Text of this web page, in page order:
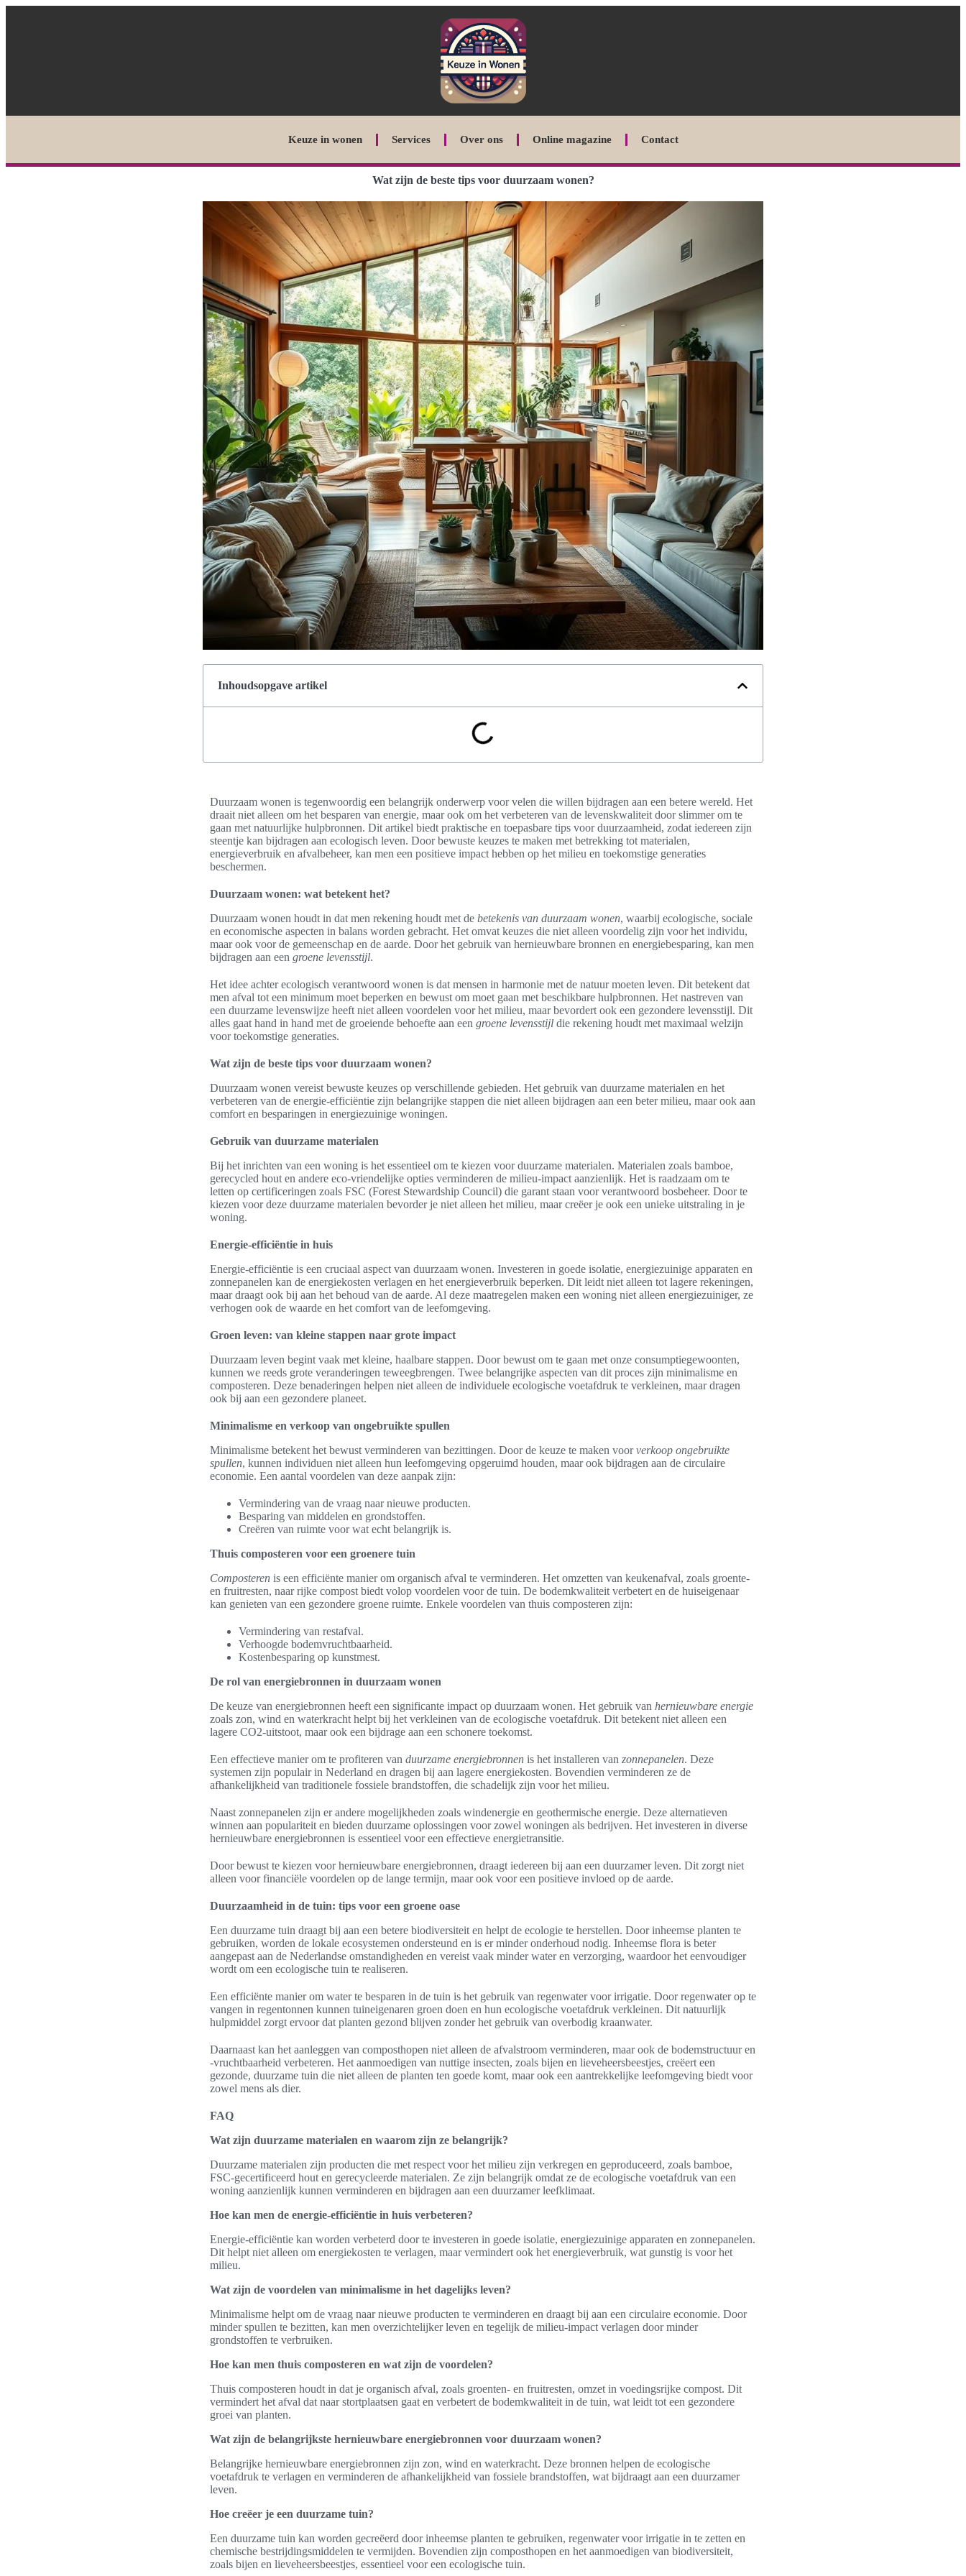
Keuze in wonen Services Over ons Online magazine Contact
Wat zijn de beste tips voor duurzaam wonen?
Inhoudsopgave artikel
Duurzaam wonen is tegenwoordig een belangrijk onderwerp voor velen die willen bijdragen aan een betere wereld. Het
draait niet alleen om het besparen van energie, maar ook om het verbeteren van de levenskwaliteit door slimmer om te
gaan met natuurlijke hulpbronnen. Dit artikel biedt praktische en toepasbare tips voor duurzaamheid, zodat iedereen zijn
steentje kan bijdragen aan ecologisch leven. Door bewuste keuzes te maken met betrekking tot materialen,
energieverbruik en afvalbeheer, kan men een positieve impact hebben op het milieu en toekomstige generaties
beschermen.
Duurzaam wonen: wat betekent het?
Duurzaam wonen houdt in dat men rekening houdt met de betekenis van duurzaam wonen, waarbij ecologische, sociale
en economische aspecten in balans worden gebracht. Het omvat keuzes die niet alleen voordelig zijn voor het individu,
maar ook voor de gemeenschap en de aarde. Door het gebruik van hernieuwbare bronnen en energiebesparing, kan men
bijdragen aan een groene levensstijl.
Het idee achter ecologisch verantwoord wonen is dat mensen in harmonie met de natuur moeten leven. Dit betekent dat
men afval tot een minimum moet beperken en bewust om moet gaan met beschikbare hulpbronnen. Het nastreven van
een duurzame levenswijze heeft niet alleen voordelen voor het milieu, maar bevordert ook een gezondere levensstijl. Dit
alles gaat hand in hand met de groeiende behoefte aan een groene levensstijl die rekening houdt met maximaal welzijn
voor toekomstige generaties.
Wat zijn de beste tips voor duurzaam wonen?
Duurzaam wonen vereist bewuste keuzes op verschillende gebieden. Het gebruik van duurzame materialen en het
verbeteren van de energie-efficiëntie zijn belangrijke stappen die niet alleen bijdragen aan een beter milieu, maar ook aan
comfort en besparingen in energiezuinige woningen.
Gebruik van duurzame materialen
Bij het inrichten van een woning is het essentieel om te kiezen voor duurzame materialen. Materialen zoals bamboe,
gerecycled hout en andere eco-vriendelijke opties verminderen de milieu-impact aanzienlijk. Het is raadzaam om te
letten op certificeringen zoals FSC (Forest Stewardship Council) die garant staan voor verantwoord bosbeheer. Door te
kiezen voor deze duurzame materialen bevorder je niet alleen het milieu, maar creëer je ook een unieke uitstraling in je
woning.
Energie-efficiëntie in huis
Energie-efficiëntie is een cruciaal aspect van duurzaam wonen. Investeren in goede isolatie, energiezuinige apparaten en
zonnepanelen kan de energiekosten verlagen en het energieverbruik beperken. Dit leidt niet alleen tot lagere rekeningen,
maar draagt ook bij aan het behoud van de aarde. Al deze maatregelen maken een woning niet alleen energiezuiniger, ze
verhogen ook de waarde en het comfort van de leefomgeving.
Groen leven: van kleine stappen naar grote impact
Duurzaam leven begint vaak met kleine, haalbare stappen. Door bewust om te gaan met onze consumptiegewoonten,
kunnen we reeds grote veranderingen teweegbrengen. Twee belangrijke aspecten van dit proces zijn minimalisme en
composteren. Deze benaderingen helpen niet alleen de individuele ecologische voetafdruk te verkleinen, maar dragen
ook bij aan een gezondere planeet.
Minimalisme en verkoop van ongebruikte spullen
Minimalisme betekent het bewust verminderen van bezittingen. Door de keuze te maken voorverkoop ongebruikte
spullen, kunnen individuen niet alleen hun leefomgeving opgeruimd houden, maar ook bijdragen aan de circulaire
economie. Een aantal voordelen van deze aanpak zijn:
Vermindering van de vraag naar nieuwe producten.
Besparing van middelen en grondstoffen.
Creëren van ruimte voor wat echt belangrijk is.
Thuis composteren voor een groenere tuin
Composteren is een efficiënte manier om organisch afval te verminderen. Het omzetten van keukenafval, zoals groente-
en fruitresten, naar rijke compost biedt volop voordelen voor de tuin. De bodemkwaliteit verbetert en de huiseigenaar
kan genieten van een gezondere groene ruimte. Enkele voordelen van thuis composteren zijn:
Vermindering van restafval.
Verhoogde bodemvruchtbaarheid.
Kostenbesparing op kunstmest.
De rol van energiebronnen in duurzaam wonen
De keuze van energiebronnen heeft een significante impact op duurzaam wonen. Het gebruik van hernieuwbare energie
zoals zon, wind en waterkracht helpt bij het verkleinen van de ecologische voetafdruk. Dit betekent niet alleen een
lagere CO2-uitstoot, maar ook een bijdrage aan een schonere toekomst.
Een effectieve manier om te profiteren van duurzame energiebronnen is het installeren van zonnepanelen. Deze
systemen zijn populair in Nederland en dragen bij aan lagere energiekosten. Bovendien verminderen ze de
afhankelijkheid van traditionele fossiele brandstoffen, die schadelijk zijn voor het milieu.
Naast zonnepanelen zijn er andere mogelijkheden zoals windenergie en geothermische energie. Deze alternatieven
winnen aan populariteit en bieden duurzame oplossingen voor zowel woningen als bedrijven. Het investeren in diverse
hernieuwbare energiebronnen is essentieel voor een effectieve energietransitie.
Door bewust te kiezen voor hernieuwbare energiebronnen, draagt iedereen bij aan een duurzamer leven. Dit zorgt niet
alleen voor financiële voordelen op de lange termijn, maar ook voor een positieve invloed op de aarde.
Duurzaamheid in de tuin: tips voor een groene oase
Een duurzame tuin draagt bij aan een betere biodiversiteit en helpt de ecologie te herstellen. Door inheemse planten te
gebruiken, worden de lokale ecosystemen ondersteund en is er minder onderhoud nodig. Inheemse flora is beter
aangepast aan de Nederlandse omstandigheden en vereist vaak minder water en verzorging, waardoor het eenvoudiger
wordt om een ecologische tuin te realiseren.
Een efficiënte manier om water te besparen in de tuin is het gebruik van regenwater voor irrigatie. Door regenwater op te
vangen in regentonnen kunnen tuineigenaren groen doen en hun ecologische voetafdruk verkleinen. Dit natuurlijk
hulpmiddel zorgt ervoor dat planten gezond blijven zonder het gebruik van overbodig kraanwater.
Daarnaast kan het aanleggen van composthopen niet alleen de afvalstroom verminderen, maar ook de bodemstructuur en
-vruchtbaarheid verbeteren. Het aanmoedigen van nuttige insecten, zoals bijen en lieveheersbeestjes, creëert een
gezonde, duurzame tuin die niet alleen de planten ten goede komt, maar ook een aantrekkelijke leefomgeving biedt voor
zowel mens als dier.
FAQ
Wat zijn duurzame materialen en waarom zijn ze belangrijk?
Duurzame materialen zijn producten die met respect voor het milieu zijn verkregen en geproduceerd, zoals bamboe,
FSC-gecertificeerd hout en gerecycleerde materialen. Ze zijn belangrijk omdat ze de ecologische voetafdruk van een
woning aanzienlijk kunnen verminderen en bijdragen aan een duurzamer leefklimaat.
Hoe kan men de energie-efficiëntie in huis verbeteren?
Energie-efficiëntie kan worden verbeterd door te investeren in goede isolatie, energiezuinige apparaten en zonnepanelen.
Dit helpt niet alleen om energiekosten te verlagen, maar vermindert ook het energieverbruik, wat gunstig is voor het
milieu.
Wat zijn de voordelen van minimalisme in het dagelijks leven?
Minimalisme helpt om de vraag naar nieuwe producten te verminderen en draagt bij aan een circulaire economie. Door
minder spullen te bezitten, kan men overzichtelijker leven en tegelijk de milieu-impact verlagen door minder
grondstoffen te verbruiken.
Hoe kan men thuis composteren en wat zijn de voordelen?
Thuis composteren houdt in dat je organisch afval, zoals groenten- en fruitresten, omzet in voedingsrijke compost. Dit
vermindert het afval dat naar stortplaatsen gaat en verbetert de bodemkwaliteit in de tuin, wat leidt tot een gezondere
groei van planten.
Wat zijn de belangrijkste hernieuwbare energiebronnen voor duurzaam wonen?
Belangrijke hernieuwbare energiebronnen zijn zon, wind en waterkracht. Deze bronnen helpen de ecologische
voetafdruk te verlagen en verminderen de afhankelijkheid van fossiele brandstoffen, wat bijdraagt aan een duurzamer
leven.
Hoe creëer je een duurzame tuin?
Een duurzame tuin kan worden gecreëerd door inheemse planten te gebruiken, regenwater voor irrigatie in te zetten en
chemische bestrijdingsmiddelen te vermijden. Bovendien zijn composthopen en het aanmoedigen van biodiversiteit,
zoals bijen en lieveheersbeestjes, essentieel voor een ecologische tuin.